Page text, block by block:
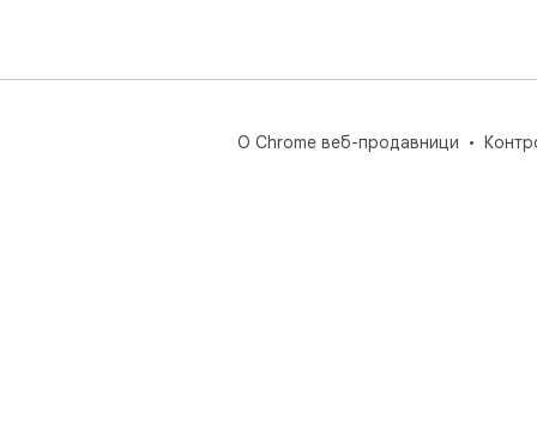
О Chrome веб-продавници